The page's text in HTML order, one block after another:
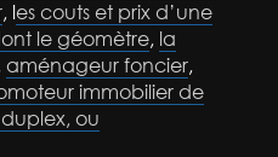
, les couts et prix d’une
le géomètre, la
, aménageur foncier,
immobilier de
ou